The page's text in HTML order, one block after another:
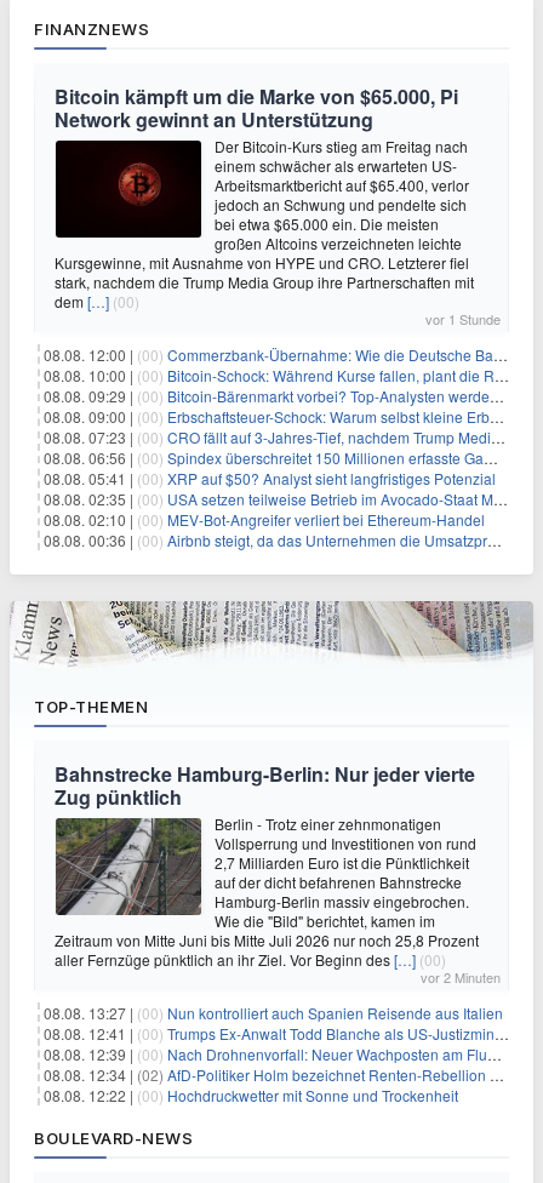
FINANZNEWS
Bitcoin kämpft um die Marke von $65.000, Pi
Network gewinnt an Unterstützung
Der Bitcoin-Kurs stieg am Freitag nach
einem schwächer als erwarteten US-
Arbeitsmarktbericht auf $65.400, verlor
jedoch an Schwung und pendelte sich
bei etwa $65.000 ein. Die meisten
großen Altcoins verzeichneten leichte
Kursgewinne, mit Ausnahme von HYPE und CRO. Letzterer fiel
stark, nachdem die Trump Media Group ihre Partnerschaften mit
dem[…] (00)
vor 1 Stunde
08.08. 12:00 | (00) Commerzbank-Übernahme: Wie die Deutsche Bank im Schatten zum großen Gewinner wird
08.08. 10:00 | (00) Bitcoin-Schock: Während Kurse fallen, plant die Regierung die Steuer-Bombe
08.08. 09:29 | (00) Bitcoin-Bärenmarkt vorbei? Top-Analysten werden optimistisch, aber die Geschichte sagt etwas anderes
08.08. 09:00 | (00) Erbschaftsteuer-Schock: Warum selbst kleine Erbschaften den Fiskus Millionen kosten
08.08. 07:23 | (00) CRO fällt auf 3-Jahres-Tief, nachdem Trump Media zwei große Crypto.com-Deals storniert
08.08. 06:56 | (00) Spindex überschreitet 150 Millionen erfasste Gaming-Ereignisse in Echtzeit-Datenpipeline
08.08. 05:41 | (00) XRP auf $50? Analyst sieht langfristiges Potenzial
08.08. 02:35 | (00) USA setzen teilweise Betrieb im Avocado-Staat Michoacán in Mexiko wieder in Gang
08.08. 02:10 | (00) MEV-Bot-Angreifer verliert bei Ethereum-Handel
08.08. 00:36 | (00) Airbnb steigt, da das Unternehmen die Umsatzprognose anhebt und starkes Wachstum signalisiert
TOP-THEMEN
Bahnstrecke Hamburg-Berlin: Nur jeder vierte
Zug pünktlich
Berlin - Trotz einer zehnmonatigen
Vollsperrung und Investitionen von rund
2,7 Milliarden Euro ist die Pünktlichkeit
auf der dicht befahrenen Bahnstrecke
Hamburg-Berlin massiv eingebrochen.
Wie die "Bild" berichtet, kamen im
Zeitraum von Mitte Juni bis Mitte Juli 2026 nur noch 25,8 Prozent
aller Fernzüge pünktlich an ihr Ziel. Vor Beginn des[…] (00)
vor 2 Minuten
08.08. 13:27 | (00) Nun kontrolliert auch Spanien Reisende aus Italien
08.08. 12:41 | (00) Trumps Ex-Anwalt Todd Blanche als US-Justizminister bestätigt
08.08. 12:39 | (00) Nach Drohnenvorfall: Neuer Wachposten am Flughafen
08.08. 12:34 | (02) AfD-Politiker Holm bezeichnet Renten-Rebellion als "Rollenspiel"
08.08. 12:22 | (00) Hochdruckwetter mit Sonne und Trockenheit
BOULEVARD-NEWS